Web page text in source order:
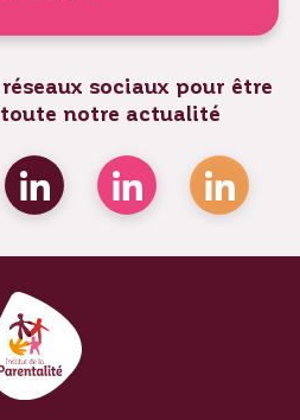
sociaux pour être
notre actualité